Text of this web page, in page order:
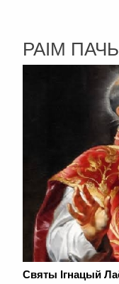
РАІМ
Святы Ігнацый